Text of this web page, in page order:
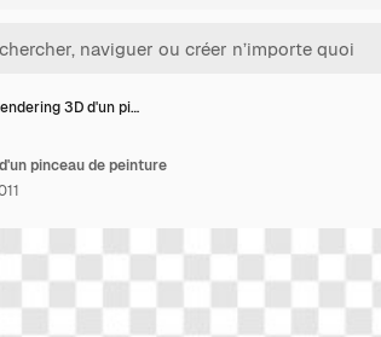
3D d'un pi…
pinceau de peinture